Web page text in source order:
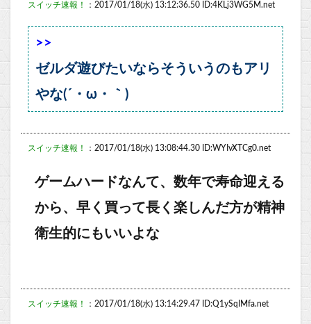
スイッチ速報！ ：2017/01/18(水) 13:12:36.50 ID:4KLj3WG5M.net
>>
ゼルダ遊びたいならそういうのもアリ
やな(´・ω・｀)
スイッチ速報！ ：2017/01/18(水) 13:08:44.30 ID:WYIvXTCg0.net
ゲームハードなんて、数年で寿命迎える
から、早く買って長く楽しんだ方が精神
衛生的にもいいよな
スイッチ速報！ ：2017/01/18(水) 13:14:29.47 ID:Q1ySqIMfa.net